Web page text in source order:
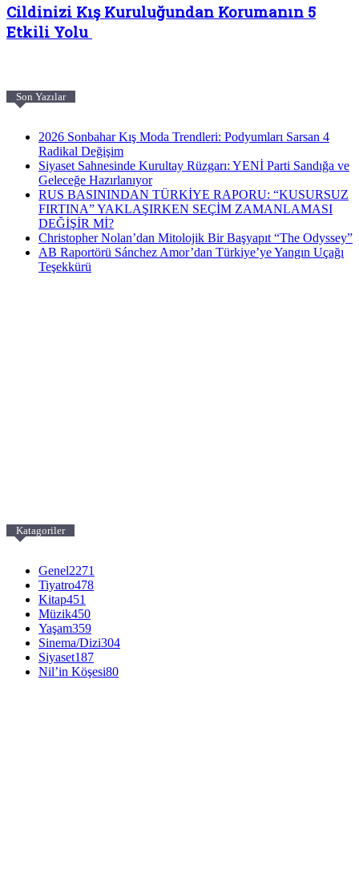
Cildinizi Kış Kuruluğundan Korumanın 5
Etkili Yolu
Son Yazılar
2026 Sonbahar Kış Moda Trendleri: Podyumları Sarsan 4
Radikal Değişim
Siyaset Sahnesinde Kurultay Rüzgarı: YENİ Parti Sandığa ve
Geleceğe Hazırlanıyor
RUS BASININDAN TÜRKİYE RAPORU: “KUSURSUZ
FIRTINA” YAKLAŞIRKEN SEÇİM ZAMANLAMASI
DEĞİŞİR Mİ?
Christopher Nolan’dan Mitolojik Bir Başyapıt “The Odyssey”
AB Raportörü Sánchez Amor’dan Türkiye’ye Yangın Uçağı
Teşekkürü
Katagoriler
Genel2271
Tiyatro478
Kitap451
Müzik450
Yaşam359
Sinema/Dizi304
Siyaset187
Nil’in Köşesi80